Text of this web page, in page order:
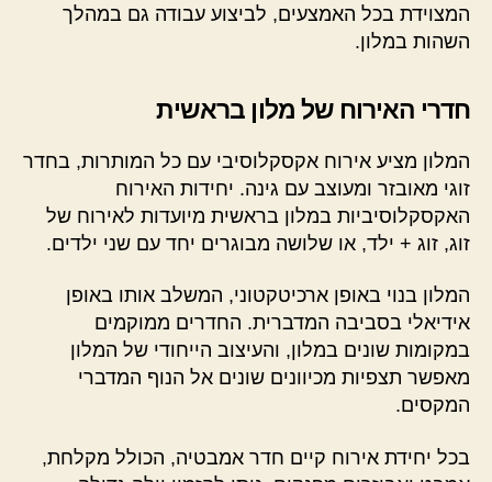
המצוידת בכל האמצעים, לביצוע עבודה גם במהלך
השהות במלון.
חדרי האירוח של מלון בראשית
המלון מציע אירוח אקסקלוסיבי עם כל המותרות, בחדר
זוגי מאובזר ומעוצב עם גינה. יחידות האירוח
האקסקלוסיביות במלון בראשית מיועדות לאירוח של
זוג, זוג + ילד, או שלושה מבוגרים יחד עם שני ילדים.
המלון בנוי באופן ארכיטקטוני, המשלב אותו באופן
אידיאלי בסביבה המדברית. החדרים ממוקמים
במקומות שונים במלון, והעיצוב הייחודי של המלון
מאפשר תצפיות מכיוונים שונים אל הנוף המדברי
המקסים.
בכל יחידת אירוח קיים חדר אמבטיה, הכולל מקלחת,